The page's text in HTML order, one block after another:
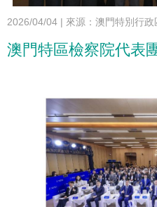
2026/04/04 | 來源：澳門特別行
澳門特區檢察院代表